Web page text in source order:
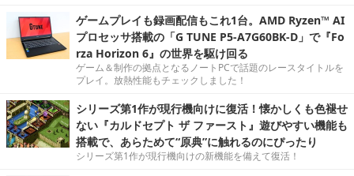
ゲームプレイも録画配信もこれ1台。AMD Ryzen™ AI
プロセッサ搭載の「G TUNE P5-A7G60BK-D」で『Fo
rza Horizon 6』の世界を駆け回る
ゲーム＆制作の拠点となるノートPCで話題のレースタイトルを
プレイ。放熱性能もチェックしました！
シリーズ第1作が現行機向けに復活！懐かしくも色褪せ
ない『カルドセプト ザ ファースト』遊びやすい機能も
搭載で、あらためて“原典”に触れるのにぴったり
シリーズ第1作が現行機向けの新機能を備えて復活！